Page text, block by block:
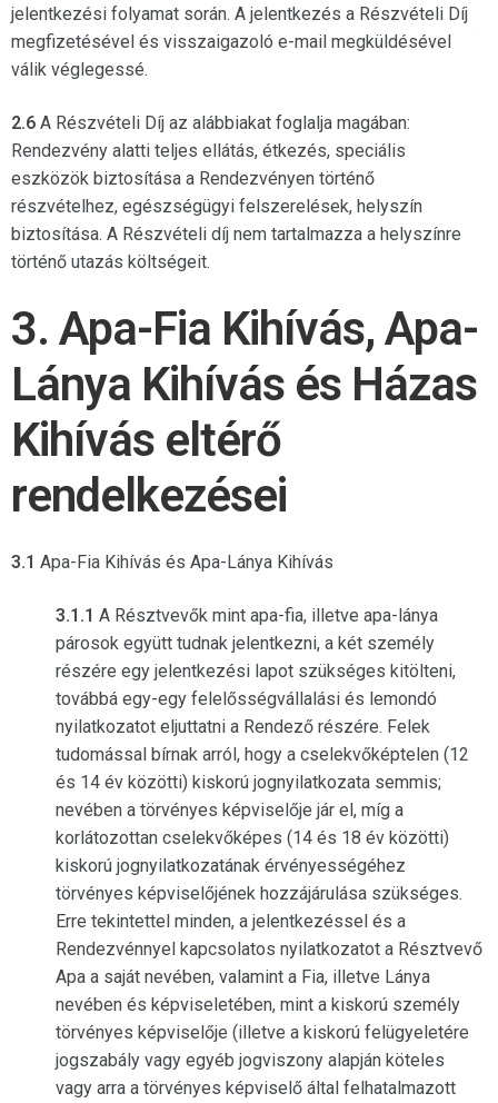
jelentkezési folyamat során. A jelentkezés a Részvételi Díj
megfizetésével és visszaigazoló e-mail megküldésével
válik véglegessé.
2.6 A Részvételi Díj az alábbiakat foglalja magában:
Rendezvény alatti teljes ellátás, étkezés, speciális
eszközök biztosítása a Rendezvényen történő
részvételhez, egészségügyi felszerelések, helyszín
biztosítása. A Részvételi díj nem tartalmazza a helyszínre
történő utazás költségeit.
3. Apa-Fia Kihívás, Apa-
Lánya Kihívás és Házas
Kihívás eltérő
rendelkezései
3.1 Apa-Fia Kihívás és Apa-Lánya Kihívás
3.1.1 A Résztvevők mint apa-fia, illetve apa-lánya
párosok együtt tudnak jelentkezni, a két személy
részére egy jelentkezési lapot szükséges kitölteni,
továbbá egy-egy felelősségvállalási és lemondó
nyilatkozatot eljuttatni a Rendező részére. Felek
tudomással bírnak arról, hogy a cselekvőképtelen (12
és 14 év közötti) kiskorú jognyilatkozata semmis;
nevében a törvényes képviselője jár el, míg a
korlátozottan cselekvőképes (14 és 18 év közötti)
kiskorú jognyilatkozatának érvényességéhez
törvényes képviselőjének hozzájárulása szükséges.
Erre tekintettel minden, a jelentkezéssel és a
Rendezvénnyel kapcsolatos nyilatkozatot a Résztvevő
Apa a saját nevében, valamint a Fia, illetve Lánya
nevében és képviseletében, mint a kiskorú személy
törvényes képviselője (illetve a kiskorú felügyeletére
jogszabály vagy egyéb jogviszony alapján köteles
vagy arra a törvényes képviselő által felhatalmazott